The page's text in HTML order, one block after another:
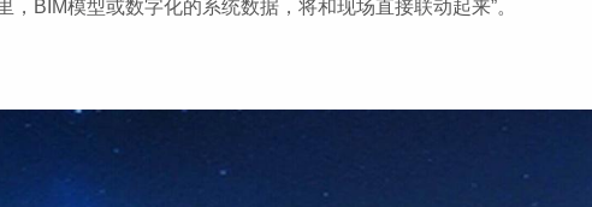
，BIM模型或数字化的系统数据，将和现场直接联动起来”。